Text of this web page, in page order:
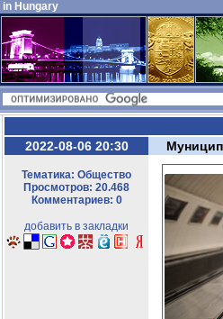
in Hungary
2022-08-06 20:30
Тематика: Общество
Просмотров: 20.468
Комментариев: 0
добавить в закладки